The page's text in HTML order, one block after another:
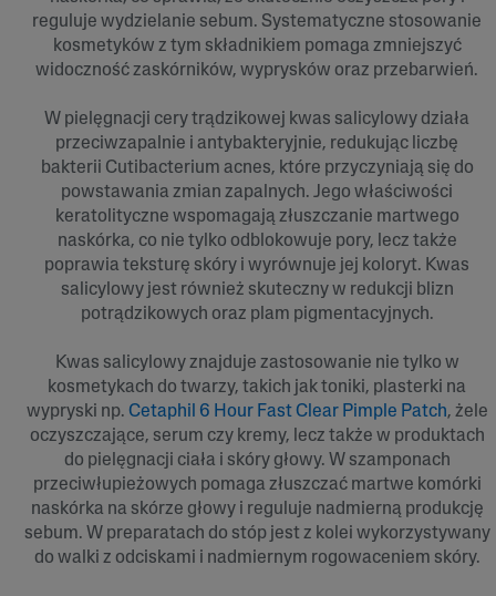
reguluje wydzielanie sebum. Systematyczne stosowanie
kosmetyków z tym składnikiem pomaga zmniejszyć
widoczność zaskórników, wyprysków oraz przebarwień.
W pielęgnacji cery trądzikowej kwas salicylowy działa
przeciwzapalnie i antybakteryjnie, redukując liczbę
bakterii Cutibacterium acnes, które przyczyniają się do
powstawania zmian zapalnych. Jego właściwości
keratolityczne wspomagają złuszczanie martwego
naskórka, co nie tylko odblokowuje pory, lecz także
poprawia teksturę skóry i wyrównuje jej koloryt. Kwas
salicylowy jest również skuteczny w redukcji blizn
potrądzikowych oraz plam pigmentacyjnych.
Kwas salicylowy znajduje zastosowanie nie tylko w
kosmetykach do twarzy, takich jak toniki, plasterki na
wypryski np. Cetaphil 6 Hour Fast Clear Pimple Patch, żele
oczyszczające, serum czy kremy, lecz także w produktach
do pielęgnacji ciała i skóry głowy. W szamponach
przeciwłupieżowych pomaga złuszczać martwe komórki
naskórka na skórze głowy i reguluje nadmierną produkcję
sebum. W preparatach do stóp jest z kolei wykorzystywany
do walki z odciskami i nadmiernym rogowaceniem skóry.